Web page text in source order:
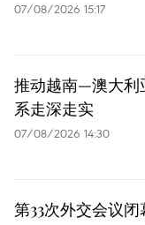
07/08/2026 15:17
推动越南—澳大利
系走深走实
07/08/2026 14:30
第33次外交会议闭